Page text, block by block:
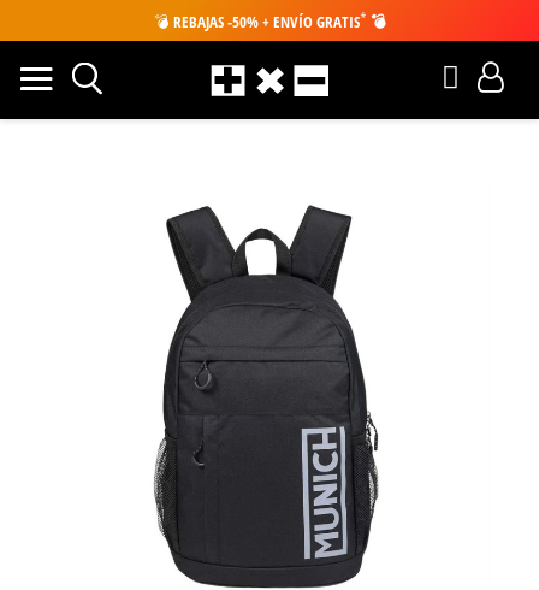
💣 REBAJAS -50% + ENVÍO GRATIS* 💣